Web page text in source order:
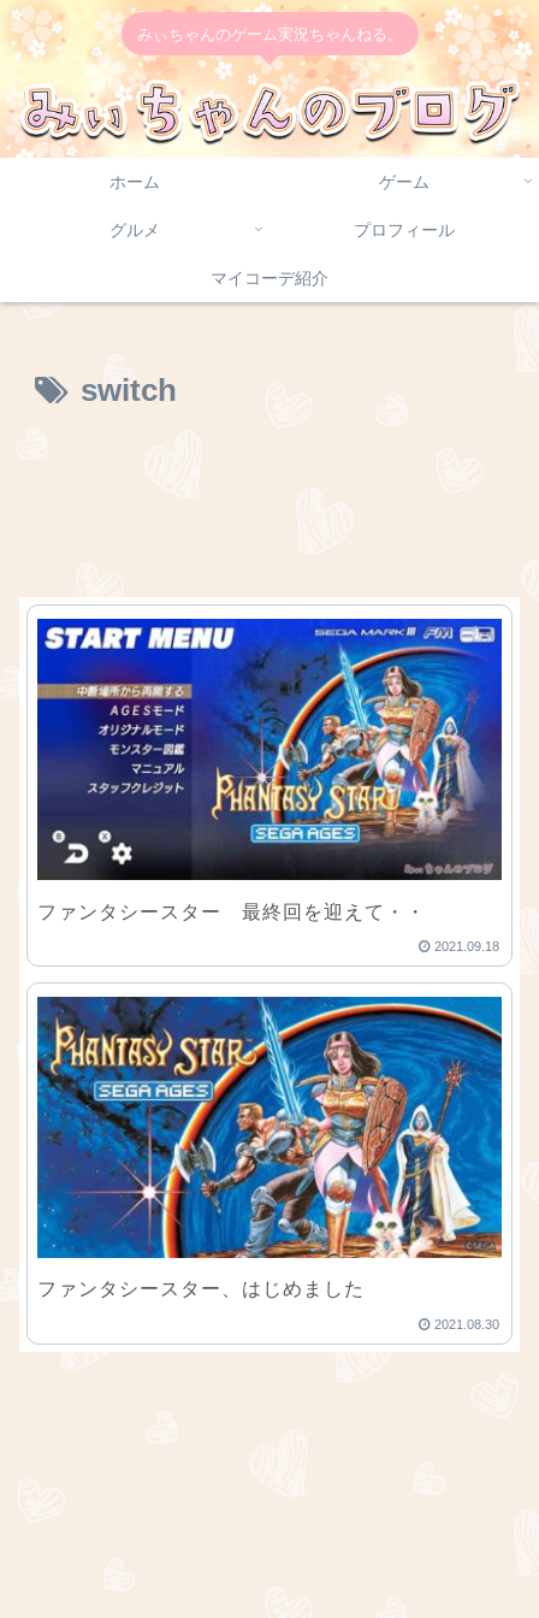
みぃちゃんのゲーム実況ちゃんねる。
ホーム ゲーム
グルメ プロフィール
マイコーデ紹介
switch
ファンタシースター 最終回を迎えて・・
2021.09.18
ファンタシースター、はじめました
2021.08.30